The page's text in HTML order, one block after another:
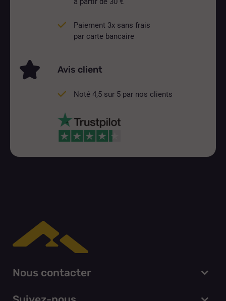
Paiement 3x sans frais
par carte bancaire
Avis client
Noté 4,5 sur 5 par nos clients
Nous contacter